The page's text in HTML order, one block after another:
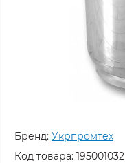
Бренд: Укрпромтех
Код товара: 195001032